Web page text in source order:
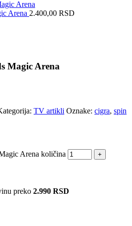
Arena 2.400,00 RSD
Magic Arena
TV artikli Oznake: cigra, spin
Arena količina
preko 2.990 RSD